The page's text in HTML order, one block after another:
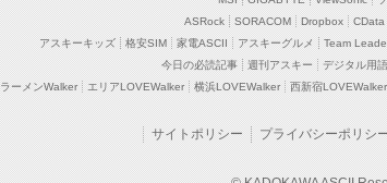
ASRock
SORACOM Dropbox CData
アスキーキッズ
格安SIM 家電ASCII アスキーグルメ Team
今日の必読記事
週刊アスキー デジタル用
ラーメンWalker
エリアLOVEWalker 横浜LOVEWalker 西新宿LOVEWalker
サイトポリシー プライバシーポリシ